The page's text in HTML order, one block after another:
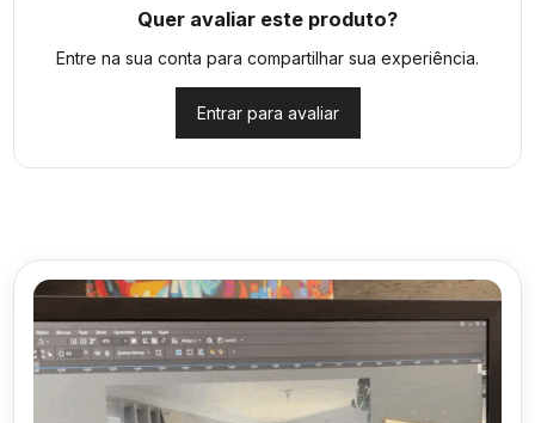
Quer avaliar este produto?
Entre na sua conta para compartilhar sua experiência.
Entrar para avaliar